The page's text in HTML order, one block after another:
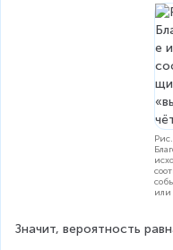
\f
или
Значит, вероятность